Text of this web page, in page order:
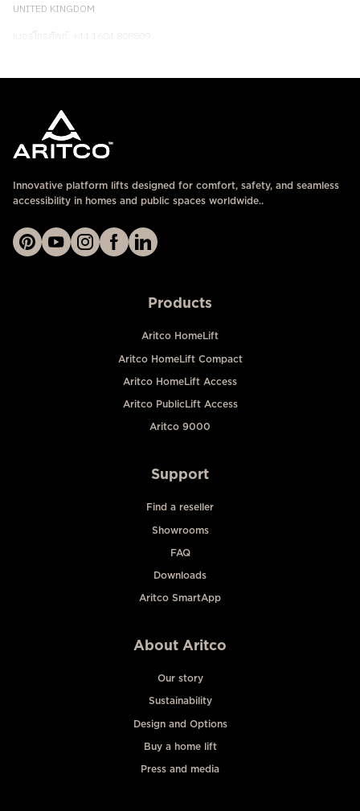
UNITED KINGDOM
เบอร์โทรศัพท์: +44 1604 808809
Innovative platform lifts designed for comfort, safety, and seamless
accessibility in homes and public spaces worldwide..
Products
Aritco HomeLift
Aritco HomeLift Compact
Aritco HomeLift Access
Aritco PublicLift Access
Aritco 9000
Support
Find a reseller
Showrooms
FAQ
Downloads
Aritco SmartApp
About Aritco
Our story
Sustainability
Design and Options
Buy a home lift
Press and media